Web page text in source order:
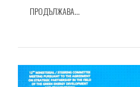
ПРОДЪЛЖАВА...